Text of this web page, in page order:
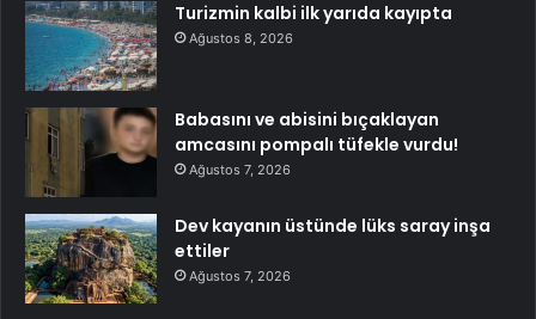
Turizmin kalbi ilk yarıda kayıpta
Ağustos 8, 2026
Babasını ve abisini bıçaklayan
amcasını pompalı tüfekle vurdu!
Ağustos 7, 2026
Dev kayanın üstünde lüks saray inşa
ettiler
Ağustos 7, 2026